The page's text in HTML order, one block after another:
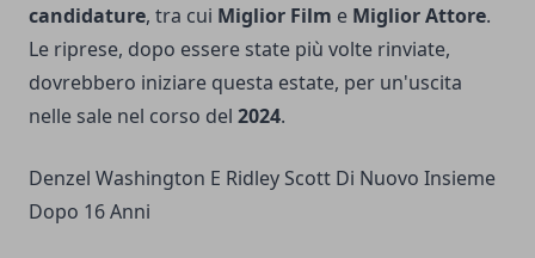
candidature, tra cui Miglior Film e Miglior Attore.
Le riprese, dopo essere state più volte rinviate,
dovrebbero iniziare questa estate, per un'uscita
nelle sale nel corso del 2024.
Denzel Washington E Ridley Scott Di Nuovo Insieme
Dopo 16 Anni